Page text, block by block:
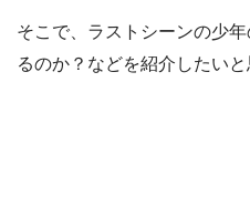
そこで、ラストシーンの少
るのか？などを紹介したいと